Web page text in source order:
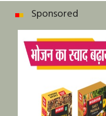
Sponsored